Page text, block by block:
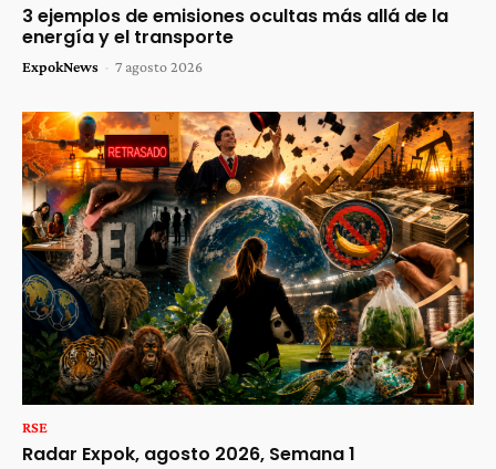
3 ejemplos de emisiones ocultas más allá de la
energía y el transporte
ExpokNews - 7 agosto 2026
RSE
Radar Expok, agosto 2026, Semana 1